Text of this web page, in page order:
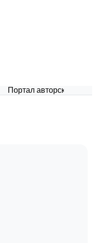
авторских материалов